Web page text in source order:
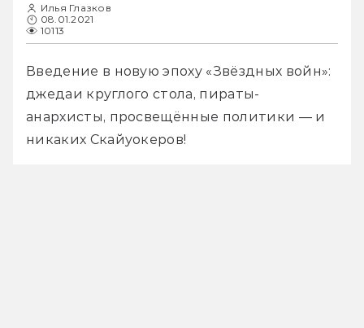
Илья Глазков
08.01.2021
10113
Введение в новую эпоху «Звёздных войн»:
джедаи круглого стола, пираты-
анархисты, просвещённые политики — и
никаких Скайуокеров!